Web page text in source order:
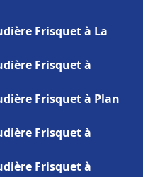
Frisquet à La
Frisquet à
Frisquet à Plan
Frisquet à
Frisquet à